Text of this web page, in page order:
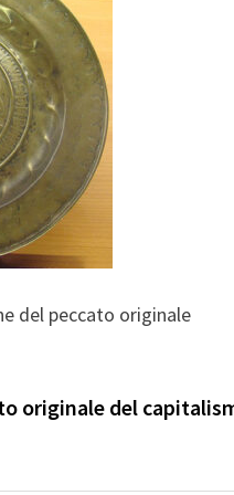
del peccato originale
originale del